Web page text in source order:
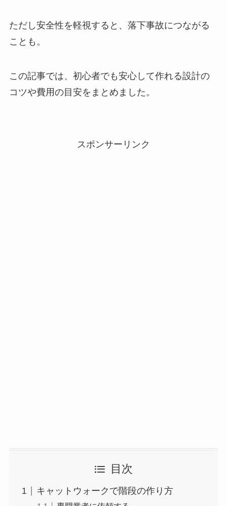
ただし安全性を軽視すると、落下事故につながる
ことも。
この記事では、初心者でも安心して作れる設計の
コツや費用の目安をまとめました。
スポンサーリンク
目次
キャットウォークで階段の作り方